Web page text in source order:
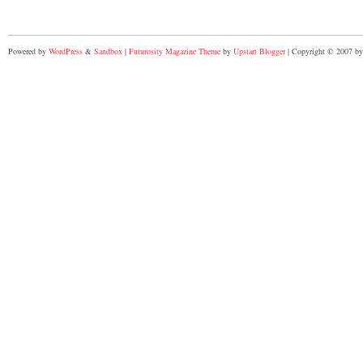
Powered by WordPress & Sandbox | Futurosity Magazine Theme by Upstart Blogger| Copyright © 2007 by